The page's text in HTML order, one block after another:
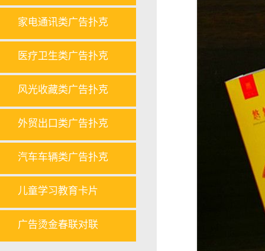
家电通讯类广告扑克
医疗卫生类广告扑克
风光收藏类广告扑克
外贸出口类广告扑克
汽车车辆类广告扑克
儿童学习教育卡片
广告烫金春联对联